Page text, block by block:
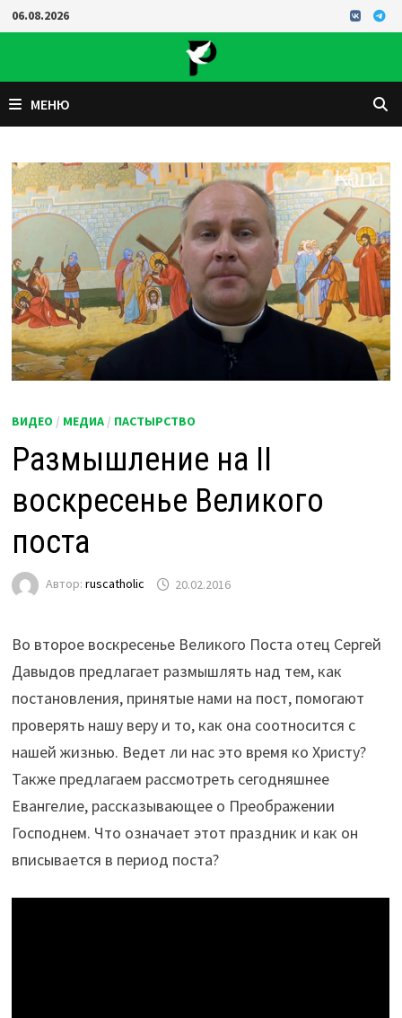
Перейти
к
06.08.2026
МЕНЮ
ВИДЕО / МЕДИА / ПАСТЫРСТВО
Размышление на II
воскресенье Великого
поста
Автор:ruscatholic 20.02.2016
Во второе воскресенье Великого Поста отец Сергей
Давыдов предлагает размышлять над тем, как
постановления, принятые нами на пост, помогают
проверять нашу веру и то, как она соотносится с
нашей жизнью. Ведет ли нас это время ко Христу?
Также предлагаем рассмотреть сегодняшнее
Евангелие, рассказывающее о Преображении
Господнем. Что означает этот праздник и как он
вписывается в период поста?